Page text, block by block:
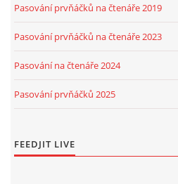
Pasování prvňáčků na čtenáře 2019
Pasování prvňáčků na čtenáře 2023
Pasování na čtenáře 2024
Pasování prvňáčků 2025
FEEDJIT LIVE